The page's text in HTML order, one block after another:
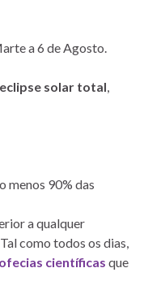
a 6 de Agosto.
eclipse solar total,
menos 90% das
a qualquer
como todos os dias,
científicas que